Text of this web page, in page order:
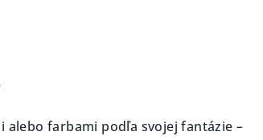
farbami podľa svojej fantázie –